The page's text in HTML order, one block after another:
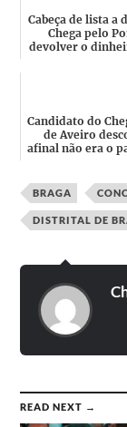
Cabeça de lista a
Chega pelo
devolver o
Candidato do
de Aveiro
afinal não era o
BRAGA
DISTRITAL DE
READ NEXT →